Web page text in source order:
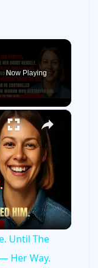
Now Playing
×
Until The
Her Way.